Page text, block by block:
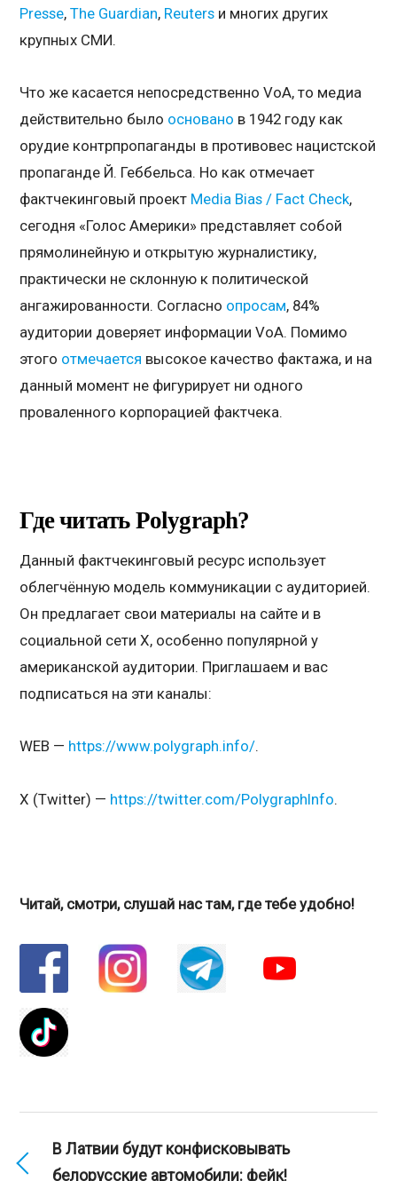
Presse,The Guardian, Reuters и многих других
крупных СМИ.
Что же касается непосредственно VoA, то медиа
действительно было основано в 1942 году как
орудие контрпропаганды в противовес нацистской
пропаганде Й. Геббельса. Но как отмечает
фактчекинговый проект Media Bias / Fact Check,
сегодня «Голос Америки» представляет собой
прямолинейную и открытую журналистику,
практически не склонную к политической
ангажированности. Согласно опросам, 84%
аудитории доверяет информации VoA. Помимо
этого отмечается высокое качество фактажа, и на
данный момент не фигурирует ни одного
проваленного корпорацией фактчека.
Где читать Polygraph?
Данный фактчекинговый ресурс использует
облегчённую модель коммуникации с аудиторией.
Он предлагает свои материалы на сайте и в
социальной сети Х, особенно популярной у
американской аудитории. Приглашаем и вас
подписаться на эти каналы:
WEB — https://www.polygraph.info/.
X (Twitter) — https://twitter.com/PolygraphInfo.
Читай, смотри, слушай нас там, где тебе удобно!
В Латвии будут конфисковывать
белорусские автомобили: фейк!